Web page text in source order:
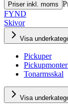
Priser inkl. moms
FYND
Skivor
Visa
Pickuper
Tonarmsskal
Visa